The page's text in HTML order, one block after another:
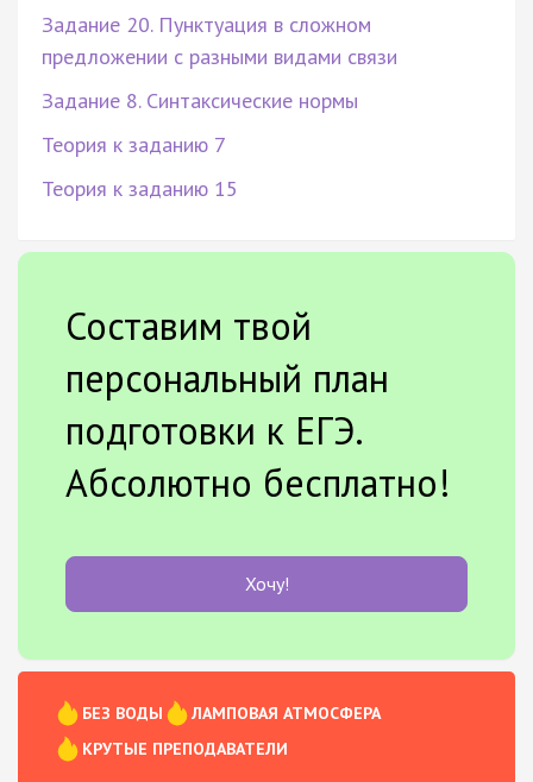
Задание 20. Пунктуация в сложном
предложении с разными видами связи
Задание 8. Синтаксические нормы
Теория к заданию 7
Теория к заданию 15
Составим твой
персональный план
подготовки к ЕГЭ.
Абсолютно бесплатно!
Хочу!
БЕЗ ВОДЫ
ЛАМПОВАЯ АТМОСФЕРА
КРУТЫЕ ПРЕПОДАВАТЕЛИ